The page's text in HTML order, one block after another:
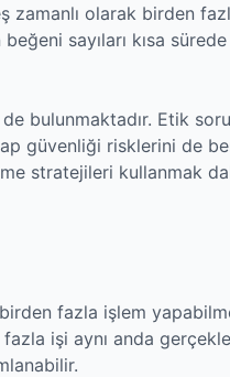
zamanlı olarak birden
sayıları kısa
bulunmaktadır. Etik
güvenliği risklerini de
stratejileri kullanmak
fazla işlem
işi aynı anda